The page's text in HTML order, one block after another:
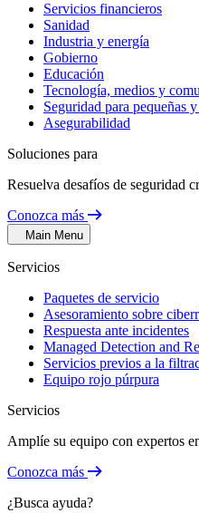
Servicios financieros
Sanidad
Industria y energía
Gobierno
Educación
Tecnología, medios y
Seguridad para pequeñas
Asegurabilidad
Soluciones para
Resuelva desafíos de seguridad
Conozca más
Main Menu
Servicios
Paquetes de servicio
Asesoramiento sobre
Respuesta ante incidentes
Managed Detection and
Servicios previos a la
Equipo rojo púrpura
Servicios
Amplíe su equipo con expertos
Conozca más
¿Busca ayuda?